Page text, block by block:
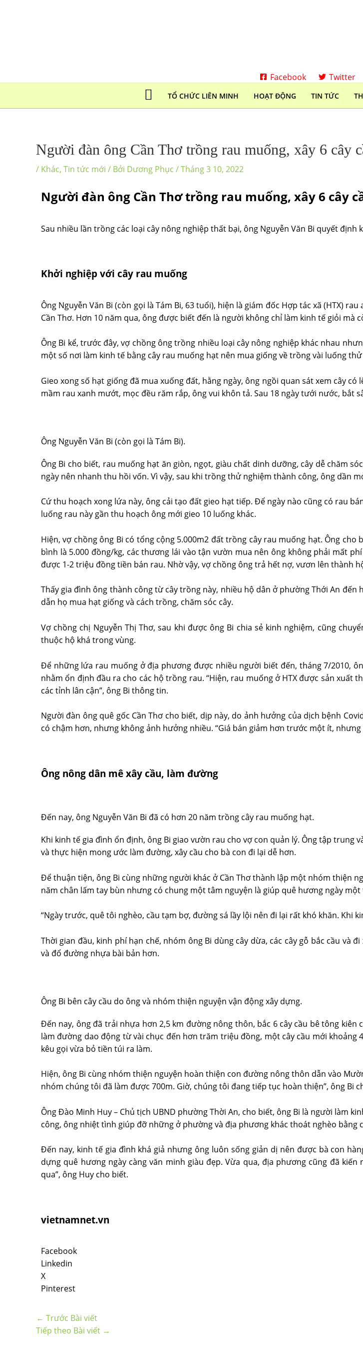
Facebook Twitter
TỔ CHỨC LIÊN MINH HOẠT ĐỘNG TIN TỨC
Người đàn ông Cần Thơ trồng rau muống, xây 6 cây
/ Khác, Tin tức mới / Bởi Dương Phục /Tháng 3 10, 2022
Người đàn ông Cần Thơ trồng rau muống, xây 6 cây
Sau nhiều lần trồng các loại cây nông nghiệp thất bại, ông Nguyễn Văn Bi quyết định
Khởi nghiệp với cây rau muống
Ông Nguyễn Văn Bi (còn gọi là Tám Bi, 63 tuổi), hiện là giám đốc Hợp tác xã (HTX)
Cần Thơ. Hơn 10 năm qua, ông được biết đến là người không chỉ làm kinh tế giỏi mà
Ông Bi kể, trước đây, vợ chồng ông trồng nhiều loại cây nông nghiệp khác nhau
một số nơi làm kinh tế bằng cây rau muống hạt nên mua giống về trồng vài luống
Gieo xong số hạt giống đã mua xuống đất, hằng ngày, ông ngồi quan sát xem cây
mầm rau xanh mướt, mọc đều răm rắp, ông vui khôn tả. Sau 18 ngày tưới nước, bắt
Ông Nguyễn Văn Bi (còn gọi là Tám Bi).
Ông Bi cho biết, rau muống hạt ăn giòn, ngọt, giàu chất dinh dưỡng, cây dễ chăm
ngày nên nhanh thu hồi vốn. Vì vậy, sau khi trồng thử nghiệm thành công, ông dần
Cứ thu hoạch xong lứa này, ông cải tạo đất gieo hạt tiếp. Để ngày nào cũng có rau
luống rau này gần thu hoạch ông mới gieo 10 luống khác.
Hiện, vợ chồng ông Bi có tổng cộng 5.000m2 đất trồng cây rau muống hạt. Ông
bình là 5.000 đồng/kg, các thương lái vào tận vườn mua nên ông không phải mất
được 1-2 triệu đồng tiền bán rau. Nhờ vậy, vợ chồng ông trả hết nợ, vươn lên thành
Thấy gia đình ông thành công từ cây trồng này, nhiều hộ dân ở phường Thới An đến
dẫn họ mua hạt giống và cách trồng, chăm sóc cây.
Vợ chồng chị Nguyễn Thị Thơ, sau khi được ông Bi chia sẻ kinh nghiệm, cũng
thuộc hộ khá trong vùng.
Để những lứa rau muống ở địa phương được nhiều người biết đến, tháng 7/2010,
nhằm ổn định đầu ra cho các hộ trồng rau. “Hiện, rau muống ở HTX được sản xuất
các tỉnh lân cận”, ông Bi thông tin.
Người đàn ông quê gốc Cần Thơ cho biết, dịp này, do ảnh hưởng của dịch bệnh
có chậm hơn, nhưng không ảnh hưởng nhiều. “Giá bán giảm hơn trước một ít,
Ông nông dân mê xây cầu, làm đường
Đến nay, ông Nguyễn Văn Bi đã có hơn 20 năm trồng cây rau muống hạt.
Khi kinh tế gia đình ổn định, ông Bi giao vườn rau cho vợ con quản lý. Ông tập trung
và thực hiện mong ước làm đường, xây cầu cho bà con đi lại dễ hơn.
Để thuận tiện, ông Bi cùng những người khác ở Cần Thơ thành lập một nhóm thiện
năm chân lấm tay bùn nhưng có chung một tâm nguyện là giúp quê hương ngày một
“Ngày trước, quê tôi nghèo, cầu tạm bợ, đường sá lầy lội nên đi lại rất khó khăn. Khi
Thời gian đầu, kinh phí hạn chế, nhóm ông Bi dùng cây dừa, các cây gỗ bắc cầu và
và đổ đường nhựa bài bản hơn.
Ông Bi bên cây cầu do ông và nhóm thiện nguyện vận động xây dựng.
Đến nay, ông đã trải nhựa hơn 2,5 km đường nông thôn, bắc 6 cây cầu bê tông
làm đường dao động từ vài chục đến hơn trăm triệu đồng, một cây cầu mới khoảng
kêu gọi vừa bỏ tiền túi ra làm.
Hiện, ông Bi cùng nhóm thiện nguyện hoàn thiện con đường nông thôn dẫn vào
nhóm chúng tôi đã làm được 700m. Giờ, chúng tôi đang tiếp tục hoàn thiện”, ông Bi
Ông Đào Minh Huy – Chủ tịch UBND phường Thời An, cho biết, ông Bi là người làm
công, ông nhiệt tình giúp đỡ những ở phường và địa phương khác thoát nghèo bằng
Đến nay, kinh tế gia đình khá giả nhưng ông luôn sống giản dị nên được bà con
dựng quê hương ngày càng văn minh giàu đẹp. Vừa qua, địa phương cũng đã
qua”, ông Huy cho biết.
vietnamnet.vn
Facebook
Linkedin
X
Pinterest
← Trước Bài viết
Tiếp theo Bài viết →